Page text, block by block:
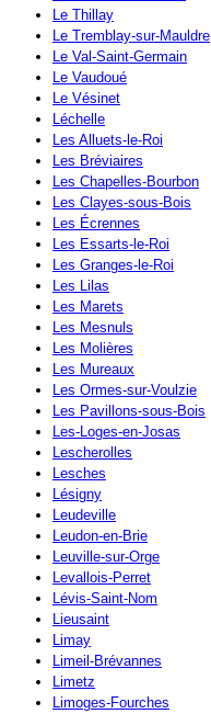
Le Thillay
Le Tremblay-sur-Mauldre
Le Val-Saint-Germain
Le Vaudoué
Le Vésinet
Léchelle
Les Alluets-le-Roi
Les Bréviaires
Les Chapelles-Bourbon
Les Clayes-sous-Bois
Les Écrennes
Les Essarts-le-Roi
Les Granges-le-Roi
Les Lilas
Les Marets
Les Mesnuls
Les Molières
Les Mureaux
Les Ormes-sur-Voulzie
Les Pavillons-sous-Bois
Les-Loges-en-Josas
Lescherolles
Lesches
Lésigny
Leudeville
Leudon-en-Brie
Leuville-sur-Orge
Levallois-Perret
Lévis-Saint-Nom
Lieusaint
Limay
Limeil-Brévannes
Limetz
Limoges-Fourches